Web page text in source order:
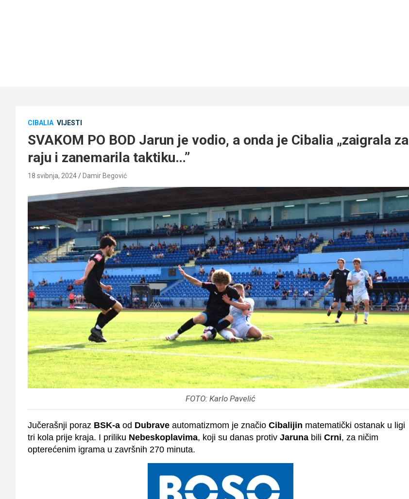
CIBALIA VIJESTI
SVAKOM PO BOD Jarun je vodio, a onda je Cibalia „zaigrala za
raju i zanemarila taktiku…”
18 svibnja, 2024 Damir Begović
FOTO: Karlo Pavelić
Jučerašnji poraz BSK-a od Dubrave automatizmom je značio Cibalijin matematički ostanak u ligi
tri kola prije kraja. I priliku Nebeskoplavima, koji su danas protiv Jaruna bili Crni, za ničim
opterećenim igrama u završnih 270 minuta.